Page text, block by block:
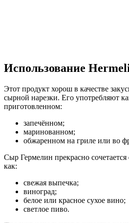
Использование
Этот продукт хорош в качестве
сырной нарезки. Его употребляют
приготовленном:
запечённом;
маринованном;
обжаренном на гриле или во
Сыр Гермелин прекрасно
как:
свежая выпечка;
виноград;
белое или красное сухое вино;
светлое пиво.